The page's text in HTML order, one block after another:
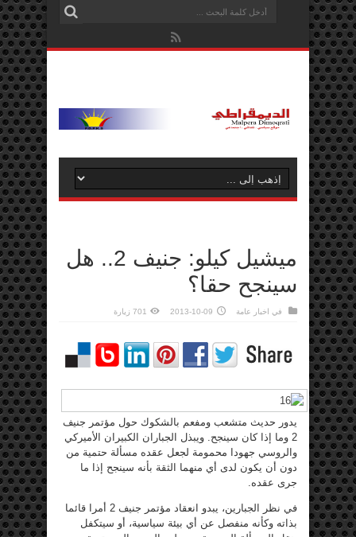
ميشيل كيلو: جنيف 2.. هل
سينجح حقا؟
في اخبار عامة 2013-10-09 701 زيارة
يدور حديث متشعب ومفعم بالشكوك حول مؤتمر جنيف
2 وما إذا كان سينجح. ويبذل الجباران الكبيران الأميركي
والروسي جهودا محمومة لجعل عقده مسألة حتمية من
دون أن يكون لدى أي منهما الثقة بأنه سينجح إذا ما
جرى عقده.
في نظر الجبارين، يبدو انعقاد مؤتمر جنيف 2 أمرا قائما
بذاته وكأنه منفصل عن أي بيئة سياسية، أو سيتكفل